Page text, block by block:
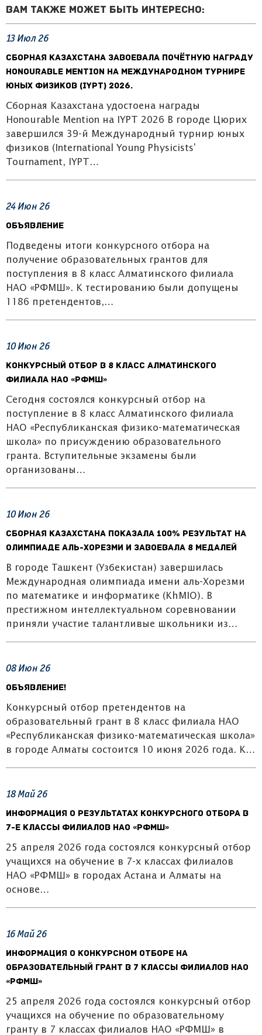
Вам также может быть интересно:
13Июл26
Сборная Казахстана завоевала почётную награду
Honourable Mention на Международном турнире
юных физиков (IYPT) 2026.
Сборная Казахстана удостоена награды
Honourable Mention на IYPT 2026 В городе Цюрих
завершился 39-й Международный турнир юных
физиков (International Young Physicists’
Tournament, IYPT…
24Июн 26
Объявление
Подведены итоги конкурсного отбора на
получение образовательных грантов для
поступления в 8 класс Алматинского филиала
НАО «РФМШ». К тестированию были допущены
1186 претендентов,…
10Июн 26
Конкурсный отбор в 8 класс Алматинского
филиала НАО «РФМШ»
Сегодня состоялся конкурсный отбор на
поступление в 8 класс Алматинского филиала
НАО «Республиканская физико-математическая
школа» по присуждению образовательного
гранта. Вступительные экзамены были
организованы…
10Июн 26
Сборная Казахстана показала 100% результат на
олимпиаде аль-Хорезми и завоевала 8 медалей
В городе Ташкент (Узбекистан) завершилась
Международная олимпиада имени аль-Хорезми
по математике и информатике (KhMIO). В
престижном интеллектуальном соревновании
приняли участие талантливые школьники из…
08Июн 26
ОБЪЯВЛЕНИЕ!
Конкурсный отбор претендентов на
образовательный грант в 8 класс филиала НАО
«Республиканская физико-математическая школа»
в городе Алматы состоится 10 июня 2026 года. К…
18Май26
Информация о результатах конкурсного отбора в
7-е классы филиалов НАО «РФМШ»
25 апреля 2026 года состоялся конкурсный отбор
учащихся на обучение в 7-х классах филиалов
НАО «РФМШ» в городах Астана и Алматы на
основе…
16Май26
Информация о конкурсном отборе на
образовательный грант в 7 классы филиалов НАО
«РФМШ»
25 апреля 2026 года состоялся конкурсный отбор
учащихся на обучение по образовательному
гранту в 7 классах филиалов НАО «РФМШ» в